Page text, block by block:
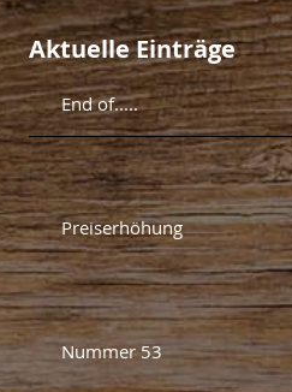
Aktuelle Einträge
End of.....
Preiserhöhung
Nummer 53